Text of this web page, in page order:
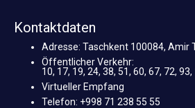
Kontaktdaten
Adresse: Taschkent 100084, Amir
Öffentlicher Verkehr:
10, 17, 19, 24, 38, 51, 60, 67, 72,
Virtueller Empfang
Telefon: +998 71 238 55 55